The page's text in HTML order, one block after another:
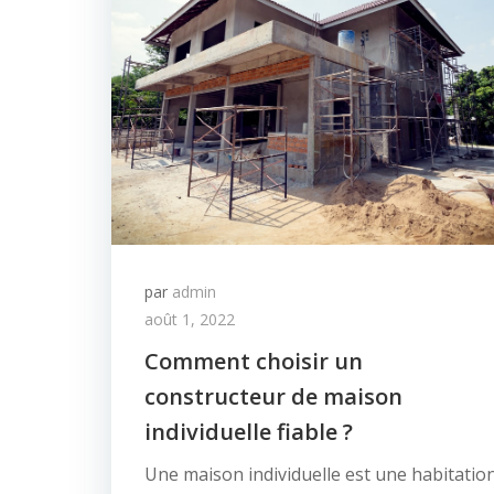
par admin
août 1, 2022
Comment choisir un
constructeur de maison
individuelle fiable ?
Une maison individuelle est une